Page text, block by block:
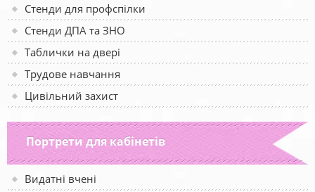
Стенди для профспілки
Стенди ДПА та ЗНО
Таблички на двері
Трудове навчання
Цивільний захист
Портрети для кабінетів
Видатні вчені